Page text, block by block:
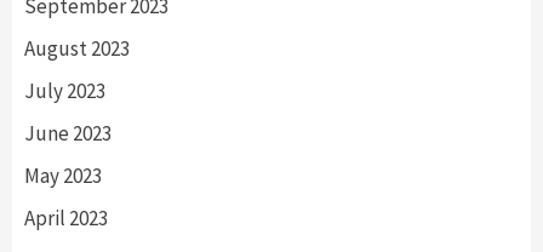
September 2023
August 2023
July 2023
June 2023
May 2023
April 2023